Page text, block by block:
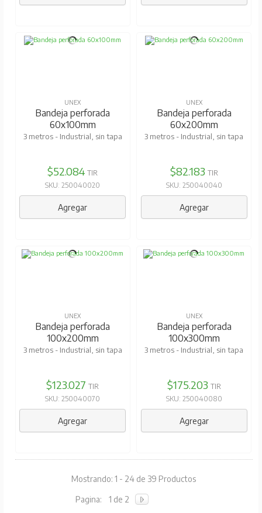
UNEX
Bandeja perforada
60x100mm
3 metros - Industrial, sin tapa
$52.084TIR
SKU: 250040020
Agregar
UNEX
Bandeja perforada
60x200mm
3 metros - Industrial, sin tapa
$82.183 TIR
SKU: 250040040
Agregar
UNEX
Bandeja perforada
100x200mm
3 metros - Industrial, sin tapa
$123.027TIR
SKU: 250040070
Agregar
UNEX
Bandeja perforada
100x300mm
3 metros - Industrial, sin tapa
$175.203 TIR
SKU: 250040080
Agregar
Mostrando: 1 - 24 de 39 Productos
Pagina: 1 de 2